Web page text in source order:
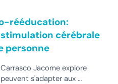
rééducation:
cérébrale
personne
Jacome explore
s'adapter aux …